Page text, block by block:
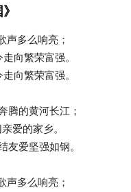
声多么响亮；
向繁荣富强。
向繁荣富强。
腾的黄河长江；
爱的家乡。
友爱坚强如钢。
声多么响亮；